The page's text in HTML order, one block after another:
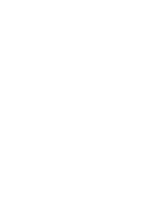
Id
Olahraga Yang